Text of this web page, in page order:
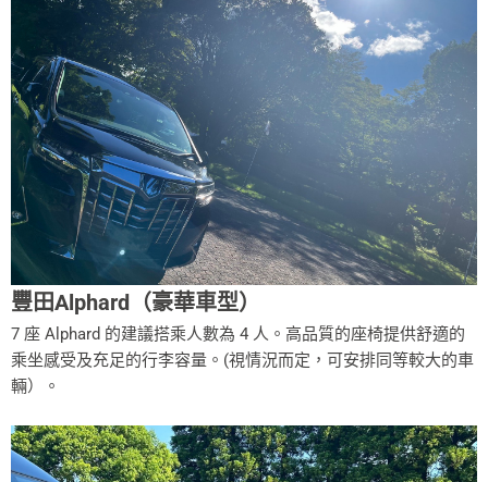
豐田Alphard（豪華車型）
7 座 Alphard 的建議搭乘人數為 4 人。高品質的座椅提供舒適的
乘坐感受及充足的行李容量。(視情況而定，可安排同等較大的車
輛）。